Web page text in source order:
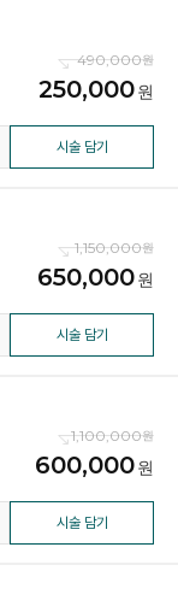
490,000
250,000
시술 담기
1,150,000
650,000
시술 담기
1,100,000
600,000
시술 담기